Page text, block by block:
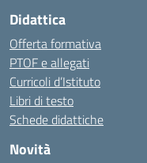
Didattica
Offerta formativa
PTOF e allegati
Curricoli d’Istituto
Libri di testo
Schede didattiche
Novità